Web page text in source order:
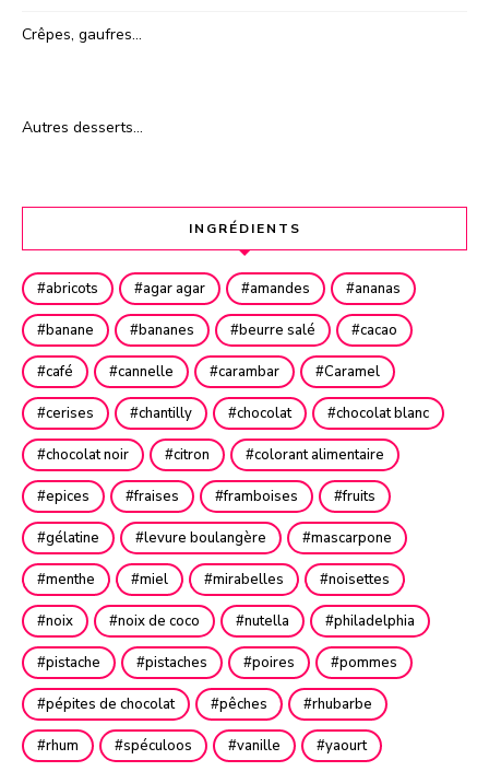
Crêpes, gaufres…
Autres desserts…
INGRÉDIENTS
abricots agar agar amandes ananas
banane bananes beurre salé cacao
café cannelle carambar Caramel
cerises chantilly chocolat chocolat blanc
chocolat noir citron colorant alimentaire
epices fraises framboises fruits
gélatine levure boulangère mascarpone
menthe miel mirabelles noisettes
noix noix de coco nutella philadelphia
pistache pistaches poires pommes
pépites de chocolat pêches rhubarbe
rhum spéculoos vanille yaourt